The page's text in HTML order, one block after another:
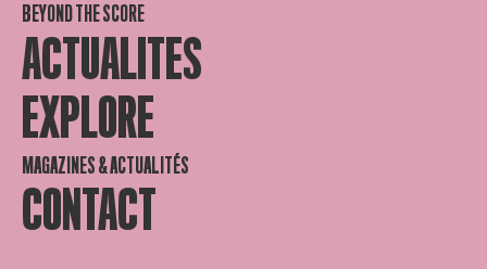
BEYOND THE SCORE
ACTUALITES
EXPLORE
MAGAZINES & ACTUALITÉS
CONTACT